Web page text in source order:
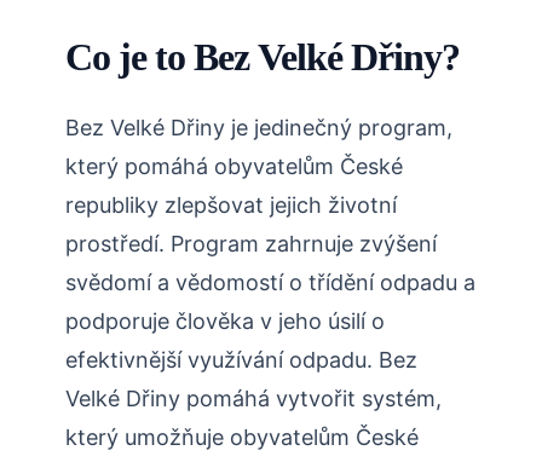
Co je to Bez Velké Dřiny?
Bez Velké Dřiny je jedinečný program,
který pomáhá obyvatelům České
republiky zlepšovat jejich životní
prostředí. Program zahrnuje zvýšení
svědomí a vědomostí o třídění odpadu a
podporuje člověka v jeho úsilí o
efektivnější využívání odpadu. Bez
Velké Dřiny pomáhá vytvořit systém,
který umožňuje obyvatelům České